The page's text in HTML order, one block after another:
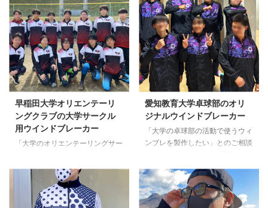
ロゴを配置したデザインでのウィ
ンブレ製作をご提案いたしまし
た。 納品後には、嬉しいお喜び
の声をいただきました。 【お客
様メッセージ】 デザインも色も
良く、プロのランナーになった気
分。スポーティーなのによく見る
と猫のイラストが入っていて猫愛
もアピールできる素敵なウインド
ブレーカーです。かなり温かいの
で、ランニング用リュックに入れ
た。 手書きの内容を踏まえつ
つ、バランス調整はもちろんアレ
ンジしたデザインをお客さまへ提
出。とくに強いご要望のあった緑
のカラーについてはPANTONEで
の色合わせを実施。 さらに、弊
社デザイン画をベースに打ち合わ
せを重ねながら、ラインの数を抑
え、左胸の大学ロゴと背面上部の
部活名という、シンプルなデザイ
早稲田大学オリエンテーリ
ングクラブの大学サークル
用ウインドブレーカー
「大学のオリエンテーリングサー
作したい」とのご相談をいただき
ました。 オリエンテーリングと
は、山などの野外で地図とコンパ
スで地形を把握し、設定された地
愛知教育大学卓球部のオリ
ジナルウインドブレーカー
「大学の卓球部の活動で使うウィ
ンブレを製作したい」とのご相談
らは、手書きの参考画像と「紫の
グラデーションを使いたい」とい
うご要望をいただきました。 お